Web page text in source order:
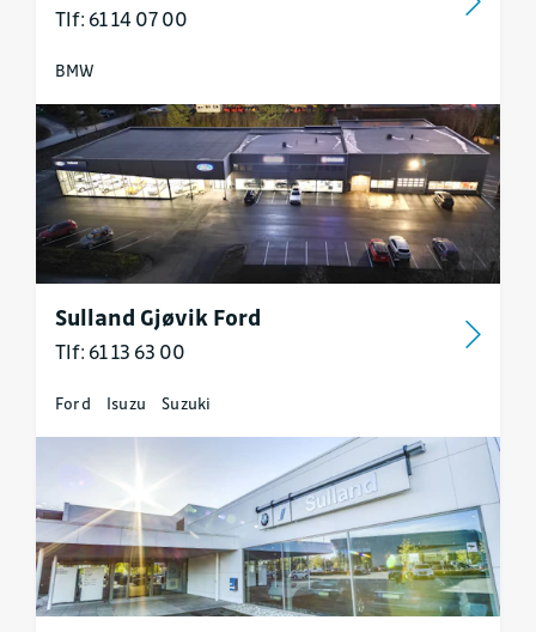
Tlf: 61 14 07 00
BMW
Sulland Gjøvik Ford
Tlf: 61 13 63 00
Ford Isuzu Suzuki